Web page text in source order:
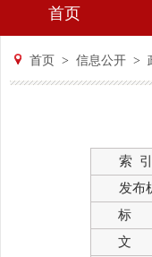
首页
首页 > 信息公开 >
索
发布
标
文